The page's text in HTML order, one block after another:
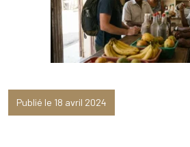
Publié le 18 avril 2024